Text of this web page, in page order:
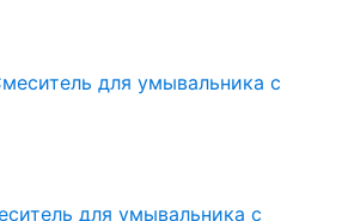
для умывальника с